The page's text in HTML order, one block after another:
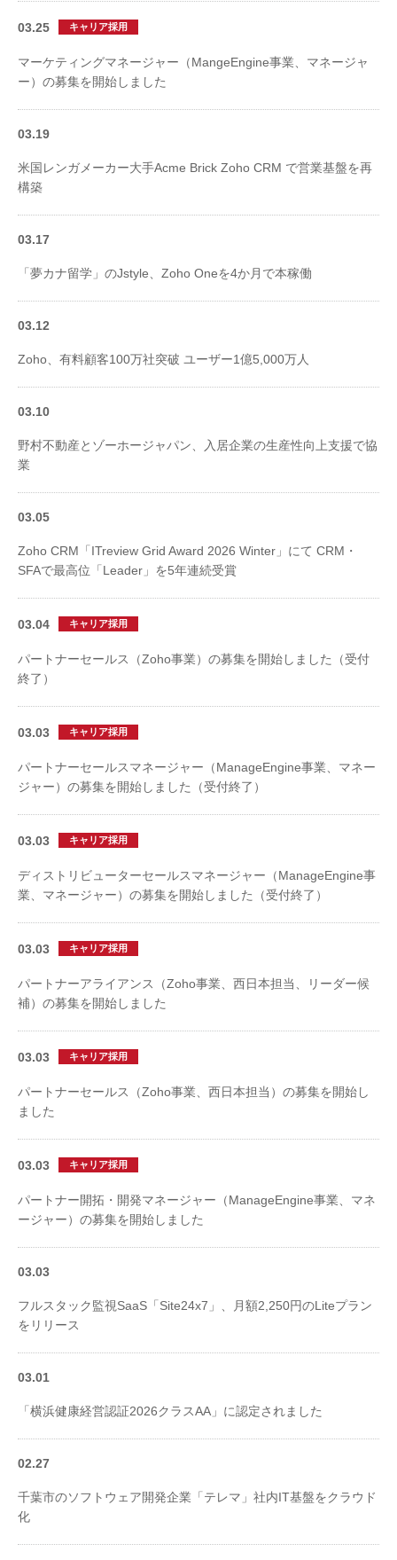
03.25 キャリア採用
マーケティングマネージャー（MangeEngine事業、マネージャ
ー）の募集を開始しました
03.19
米国レンガメーカー大手Acme Brick Zoho CRM で営業基盤を再
構築
03.17
「夢カナ留学」のJstyle、Zoho Oneを4か月で本稼働
03.12
Zoho、有料顧客100万社突破 ユーザー1億5,000万人
03.10
野村不動産とゾーホージャパン、入居企業の生産性向上支援で協
業
03.05
Zoho CRM「ITreview Grid Award 2026 Winter」にて CRM・
SFAで最高位「Leader」を5年連続受賞
03.04 キャリア採用
パートナーセールス（Zoho事業）の募集を開始しました（受付
終了）
03.03 キャリア採用
パートナーセールスマネージャー（ManageEngine事業、マネー
ジャー）の募集を開始しました（受付終了）
03.03 キャリア採用
ディストリビューターセールスマネージャー（ManageEngine事
業、マネージャー）の募集を開始しました（受付終了）
03.03 キャリア採用
パートナーアライアンス（Zoho事業、西日本担当、リーダー候
補）の募集を開始しました
03.03 キャリア採用
パートナーセールス（Zoho事業、西日本担当）の募集を開始し
ました
03.03 キャリア採用
パートナー開拓・開発マネージャー（ManageEngine事業、マネ
ージャー）の募集を開始しました
03.03
フルスタック監視SaaS「Site24x7」、月額2,250円のLiteプラン
をリリース
03.01
「横浜健康経営認証2026クラスAA」に認定されました
02.27
千葉市のソフトウェア開発企業「テレマ」社内IT基盤をクラウド
化